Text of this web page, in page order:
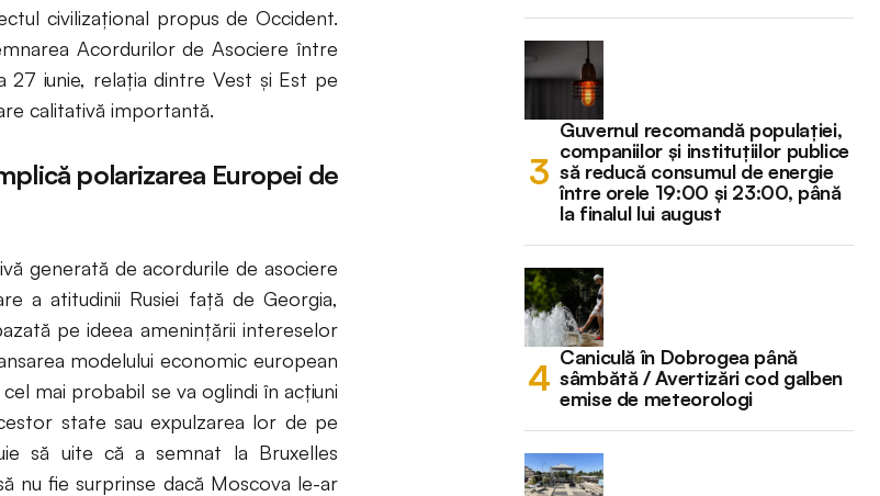
civilizațional propus de Occident.
Acordurilor de Asociere între
27 iunie, relația dintre Vest și Est pe
calitativă importantă.
polarizarea Europei de
generată de acordurile de asociere
a atitudinii Rusiei față de Georgia,
pe ideea amenințării intereselor
modelului economic european
mai probabil se va oglindi în acțiuni
state sau expulzarea lor de pe
să uite că a semnat la Bruxelles
nu fie surprinse dacă Moscova le-ar
Guvernul recomandă populației,
companiilor și instituțiilor publice
să reducă consumul de energie
între orele 19:00 și 23:00, până
la finalul lui august
Caniculă în Dobrogea până
sâmbătă / Avertizări cod galben
emise de meteorologi